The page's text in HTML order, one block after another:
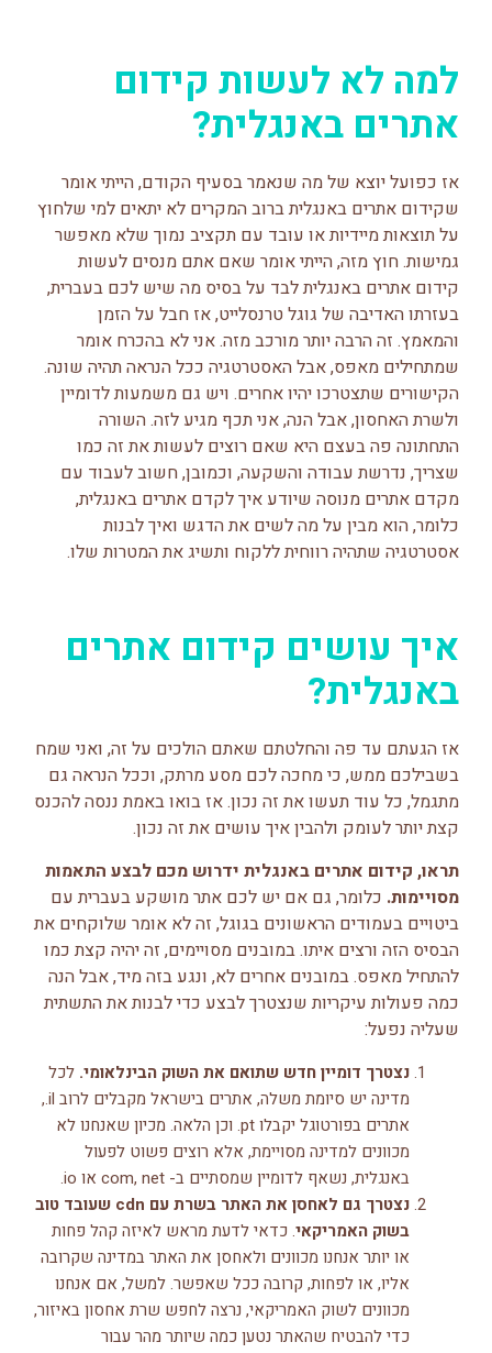
למה לא לעשות קידום
אתרים באנגלית?
אז כפועל יוצא של מה שנאמר בסעיף הקודם, הייתי אומר
שקידום אתרים באנגלית ברוב המקרים לא יתאים למי שלחוץ
על תוצאות מיידיות או עובד עם תקציב נמוך שלא מאפשר
גמישות. חוץ מזה, הייתי אומר שאם אתם מנסים לעשות
קידום אתרים באנגלית לבד על בסיס מה שיש לכם בעברית,
בעזרתו האדיבה של גוגל טרנסלייט, אז חבל על הזמן
והמאמץ. זה הרבה יותר מורכב מזה. אני לא בהכרח אומר
שמתחילים מאפס, אבל האסטרטגיה ככל הנראה תהיה שונה.
הקישורים שתצטרכו יהיו אחרים. ויש גם משמעות לדומיין
ולשרת האחסון, אבל הנה, אני תכף מגיע לזה. השורה
התחתונה פה בעצם היא שאם רוצים לעשות את זה כמו
שצריך, נדרשת עבודה והשקעה, וכמובן, חשוב לעבוד עם
מקדם אתרים מנוסה שיודע איך לקדם אתרים באנגלית,
כלומר, הוא מבין על מה לשים את הדגש ואיך לבנות
אסטרטגיה שתהיה רווחית ללקוח ותשיג את המטרות שלו.
איך עושים קידום אתרים
באנגלית?
אז הגעתם עד פה והחלטתם שאתם הולכים על זה, ואני שמח
בשבילכם ממש, כי מחכה לכם מסע מרתק, וככל הנראה גם
מתגמל, כל עוד תעשו את זה נכון. אז בואו באמת ננסה להכנס
קצת יותר לעומק ולהבין איך עושים את זה נכון.
תראו, קידום אתרים באנגלית ידרוש מכם לבצע התאמות
מסויימות. כלומר, גם אם יש לכם אתר מושקע בעברית עם
ביטויים בעמודים הראשונים בגוגל, זה לא אומר שלוקחים את
הבסיס הזה ורצים איתו. במובנים מסויימים, זה יהיה קצת כמו
להתחיל מאפס. במובנים אחרים לא, ונגע בזה מיד, אבל הנה
כמה פעולות עיקריות שנצטרך לבצע כדי לבנות את התשתית
שעליה נפעל:
נצטרך דומיין חדש שתואם את השוק הבינלאומי. לכל
מדינה יש סיומת משלה, אתרים בישראל מקבלים לרוב il.,
אתרים בפורטוגל יקבלו pt. וכן הלאה. מכיון שאנחנו לא
מכוונים למדינה מסויימת, אלא רוצים פשוט לפעול
באנגלית, נשאף לדומיין שמסתיים ב- com, net או io.
נצטרך גם לאחסן את האתר בשרת עם cdn שעובד טוב
בשוק האמריקאי. כדאי לדעת מראש לאיזה קהל פחות
או יותר אנחנו מכוונים ולאחסן את האתר במדינה שקרובה
אליו, או לפחות, קרובה ככל שאפשר. למשל, אם אנחנו
מכוונים לשוק האמריקאי, נרצה לחפש שרת אחסון באיזור,
כדי להבטיח שהאתר נטען כמה שיותר מהר עבור